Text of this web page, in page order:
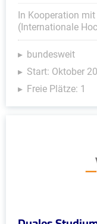
In Kooperation
(Internationale
bundesweit
Start: Oktober
Freie Plätze: 1